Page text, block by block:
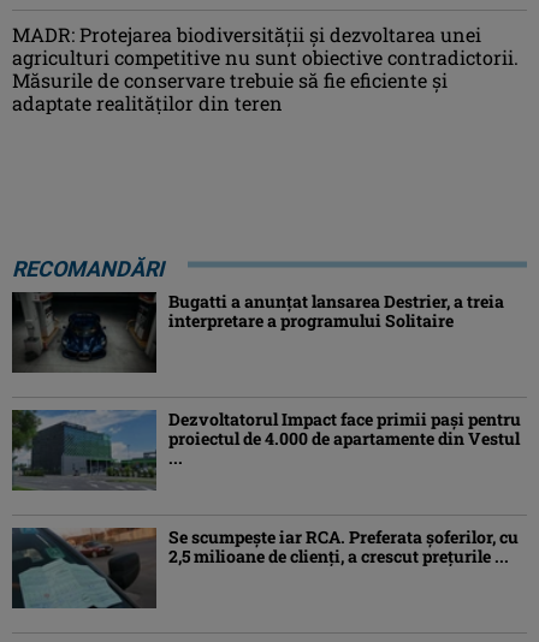
MADR: Protejarea biodiversităţii şi dezvoltarea unei
agriculturi competitive nu sunt obiective contradictorii.
Măsurile de conservare trebuie să fie eficiente şi
adaptate realităţilor din teren
RECOMANDĂRI
Bugatti a anunțat lansarea Destrier, a treia
interpretare a programului Solitaire
Dezvoltatorul Impact face primii pași pentru
proiectul de 4.000 de apartamente din Vestul
...
Se scumpește iar RCA. Preferata șoferilor, cu
2,5 milioane de clienți, a crescut prețurile ...